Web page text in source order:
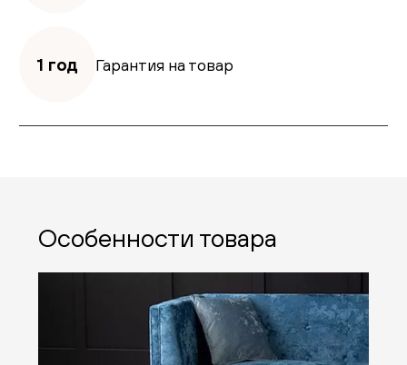
1 год Гарантия на товар
Особенности товара